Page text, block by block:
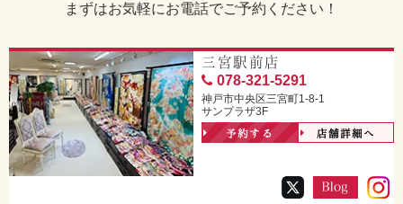
まずはお気軽にお電話でご予約ください！
三宮駅前店
078-321-5291
神戸市中央区三宮町1-8-1
サンプラザ3F
予約する 店舗詳細へ